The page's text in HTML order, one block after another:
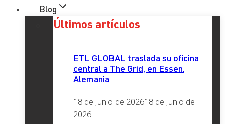
Blog
Últimos artículos
ETL GLOBAL traslada su oficina
central a The Grid, en Essen,
Alemania
18 de junio de 202618 de junio de
2026